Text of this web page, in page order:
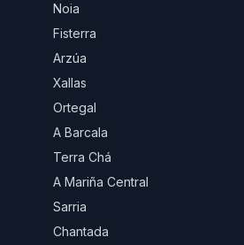
Noia
Fisterra
Arzúa
Xallas
Ortegal
A Barcala
Terra Chá
A Mariña Central
Sarria
Chantada